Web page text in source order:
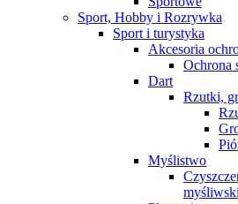
Sport, Hobby i Rozrywka
Sport i turystyka
Akcesoria
Ochrona
Dart
Rzutki,
Myślistwo